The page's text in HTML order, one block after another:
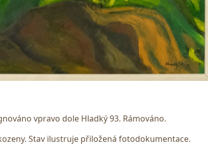
vpravo dole Hladký 93. Rámováno.
Stav ilustruje přiložená fotodokumentace.